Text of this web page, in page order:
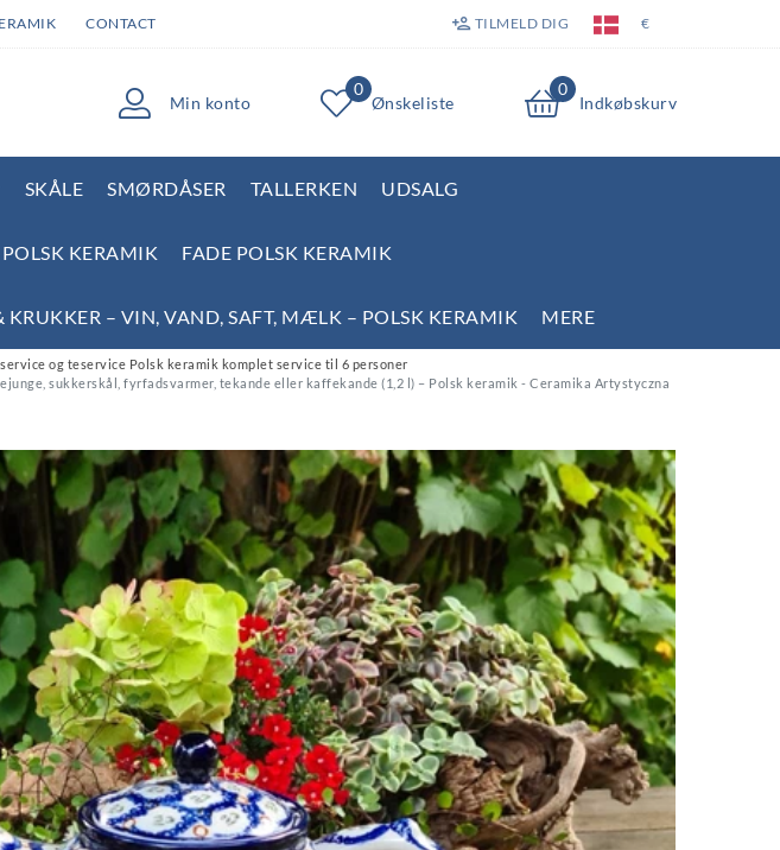
CONTACT TILMELD DIG €
Min konto
0
Ønskeliste
0
Indkøbskurv
SKÅLE SMØRDÅSER TALLERKEN UDSALG
KERAMIK FADE POLSK KERAMIK
KRUKKER – VIN, VAND, SAFT, MÆLK – POLSK KERAMIK MERE
og teservice Polsk keramik komplet service til 6 personer
sukkerskål, fyrfadsvarmer, tekande eller kaffekande (1,2 l) – Polsk keramik - Ceramika Artystyczna